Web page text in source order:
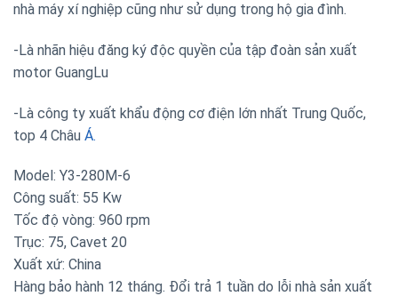
nhà máy xí nghiệp cũng như sử dụng trong hộ gia đình.
-Là nhãn hiệu đăng ký độc quyền của tập đoàn sản xuất
motor GuangLu
-Là công ty xuất khẩu động cơ điện lớn nhất Trung Quốc,
top 4 Châu Á.
Model: Y3-280M-6
Công suất: 55 Kw
Tốc độ vòng: 960 rpm
Trục: 75, Cavet 20
Xuất xứ: China
Hàng bảo hành 12 tháng. Đổi trả 1 tuần do lỗi nhà sản xuất